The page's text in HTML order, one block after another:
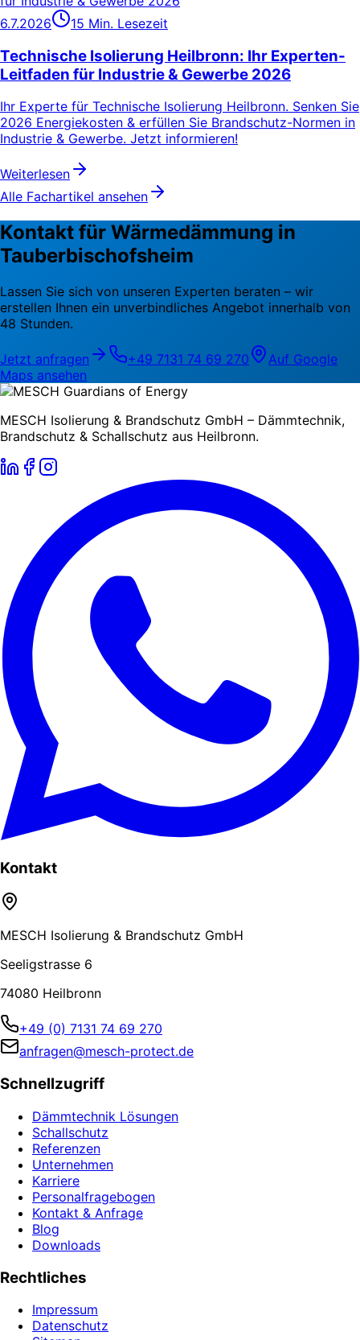
6.7.2026 15 Min. Lesezeit
Technische Isolierung Heilbronn: Ihr Experten-
Leitfaden für Industrie & Gewerbe 2026
Ihr Experte für Technische Isolierung Heilbronn. Senken Sie
2026 Energiekosten & erfüllen Sie Brandschutz-Normen in
Industrie & Gewerbe. Jetzt informieren!
Weiterlesen
Alle Fachartikel ansehen
Kontakt für Wärmedämmung in
Tauberbischofsheim
Lassen Sie sich von unseren Experten beraten – wir
erstellen Ihnen ein unverbindliches Angebot innerhalb von
48 Stunden.
Jetzt anfragen +49 7131 74 69 270
Auf Google
Maps ansehen
MESCH Isolierung & Brandschutz GmbH – Dämmtechnik,
Brandschutz & Schallschutz aus Heilbronn.
Kontakt
MESCH Isolierung & Brandschutz GmbH
Seeligstrasse 6
74080 Heilbronn
+49 (0) 7131 74 69 270
anfragen@mesch-protect.de
Schnellzugriff
Dämmtechnik Lösungen
Schallschutz
Referenzen
Unternehmen
Karriere
Personalfragebogen
Kontakt & Anfrage
Blog
Downloads
Rechtliches
Impressum
Datenschutz